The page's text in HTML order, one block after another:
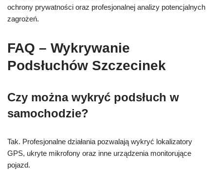
ochrony prywatności oraz profesjonalnej analizy potencjalnych
zagrożeń.
FAQ – Wykrywanie
Podsłuchów Szczecinek
Czy można wykryć podsłuch w
samochodzie?
Tak. Profesjonalne działania pozwalają wykryć lokalizatory
GPS, ukryte mikrofony oraz inne urządzenia monitorujące
pojazd.